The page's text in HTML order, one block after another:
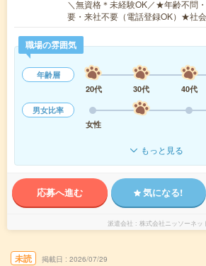
＼無資格＊未経験OK／★年齢不問
要・来社不要（電話登録OK）★社
職場の雰囲気
年齢層
20代
30代 40代
男女比率
女性
もっと見る
応募へ進む 気になる!
派遣会社 株式会社ニッソーネッ
未読 掲載日 2026/07/29